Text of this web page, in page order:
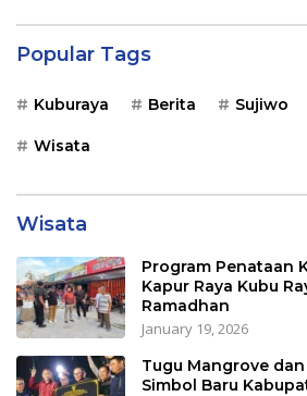
Popular Tags
Kuburaya Berita Sujiwo
Wisata
Wisata
Program Penataan
Kapur Raya Kubu
Ramadhan
January 19, 2026
Tugu Mangrove
Simbol Baru